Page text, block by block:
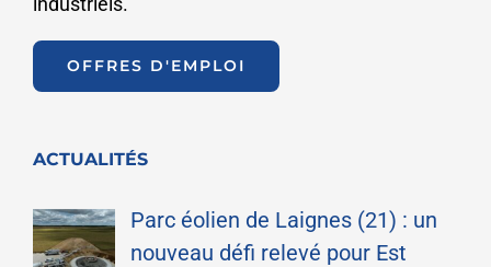
OFFRES D'EMPLOI
ACTUALITÉS
Parc éolien de Laignes (21) : un
nouveau défi relevé pour Est